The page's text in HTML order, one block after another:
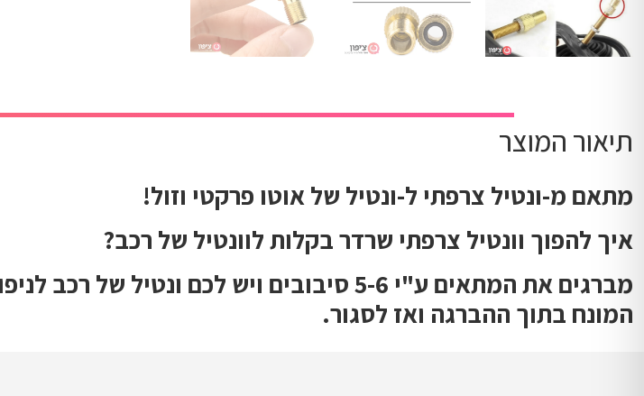
תיאור המוצר
מתאם מ-ונטיל צרפתי ל-ונטיל של אוטו פרקטי וזול!
איך להפוך וונטיל צרפתי שרדר בקלות לוונטיל של רכב?
מברגים את המתאים ע"י 5-6 סיבובים ויש
המונח בתוך ההברגה ואז לסגור.